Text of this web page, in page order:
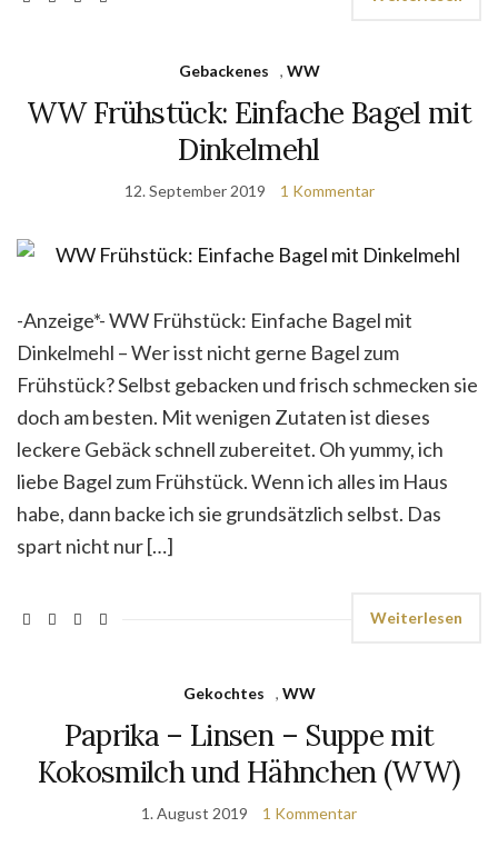
Gebackenes , WW
WW Frühstück: Einfache Bagel mit
Dinkelmehl
12. September 2019 1 Kommentar
-Anzeige*- WW Frühstück: Einfache Bagel mit
Dinkelmehl – Wer isst nicht gerne Bagel zum
Frühstück? Selbst gebacken und frisch schmecken sie
doch am besten. Mit wenigen Zutaten ist dieses
leckere Gebäck schnell zubereitet. Oh yummy, ich
liebe Bagel zum Frühstück. Wenn ich alles im Haus
habe, dann backe ich sie grundsätzlich selbst. Das
spart nicht nur […]
Weiterlesen
Gekochtes , WW
Paprika – Linsen – Suppe mit
Kokosmilch und Hähnchen (WW)
1. August 2019 1 Kommentar